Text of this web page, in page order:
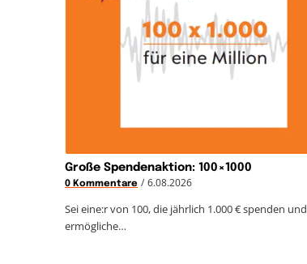
Große Spendenaktion: 100×1000
0 Kommentare / 6.08.2026
Sei eine:r von 100, die jährlich 1.000 € spenden und
ermögliche…